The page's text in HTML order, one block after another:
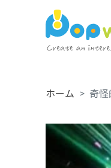
ホーム 奇